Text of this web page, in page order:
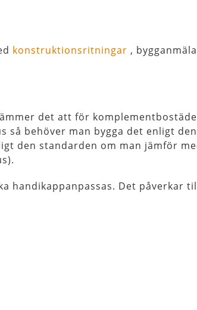
konstruktionsritningar ,
det att för
så behöver man bygga det enligt
den standarden om man jämför
handikappanpassas. Det påverkar